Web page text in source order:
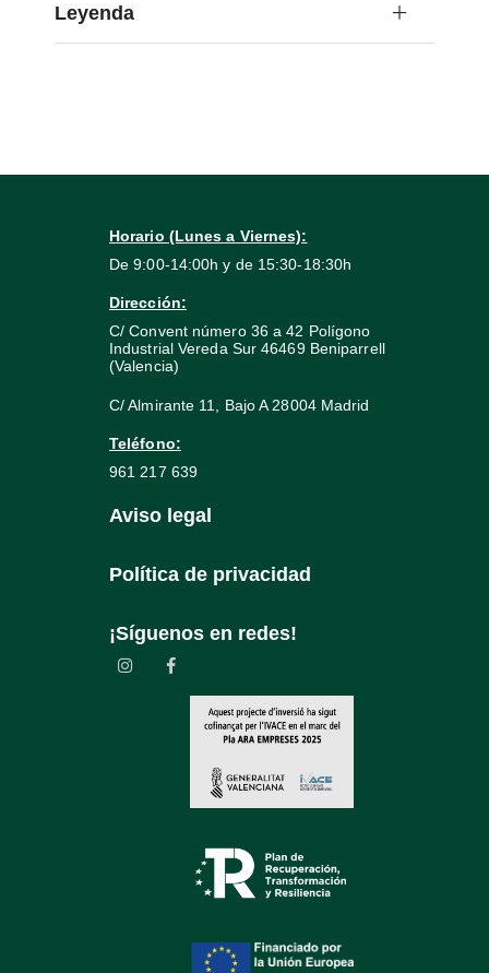
Leyenda
Horario (Lunes a Viernes):
De 9:00-14:00h y de 15:30-18:30h
Dirección:
C/ Convent número 36 a 42 Polígono
Industrial Vereda Sur 46469 Beniparrell
(Valencia)
C/ Almirante 11, Bajo A 28004 Madrid
Teléfono:
961 217 639
Aviso legal
Política de privacidad
¡Síguenos en redes!